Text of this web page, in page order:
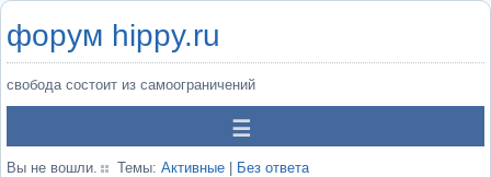
форум hippy.ru
свобода состоит из самоограничений
Вы не вошли. Темы: Активные Без ответа